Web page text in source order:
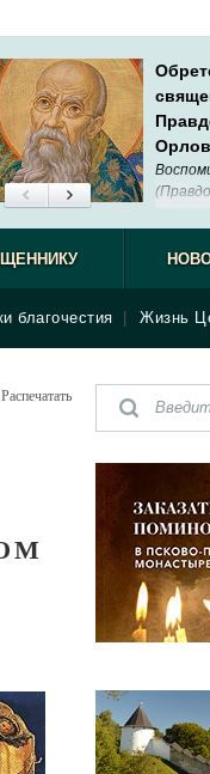
деда!» Я остановил машину,
благочестия Жизнь
Распечатать